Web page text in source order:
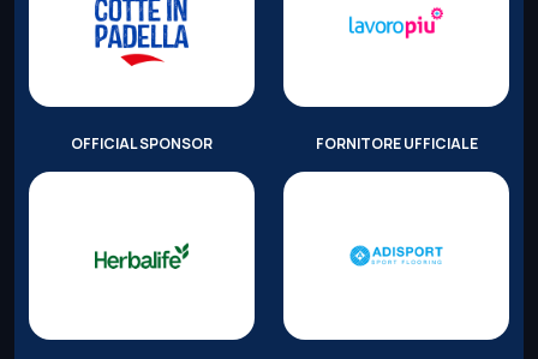
OFFICIAL SPONSOR FORNITORE UFFICIALE